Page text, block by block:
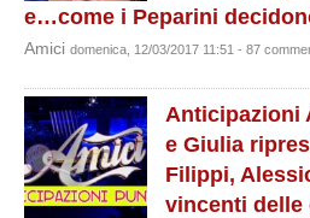
e…come i Peparini
Amici domenica, 12/03/2017 11:51 - 87
Anticipazioni
e Giulia
Filippi,
vincenti delle